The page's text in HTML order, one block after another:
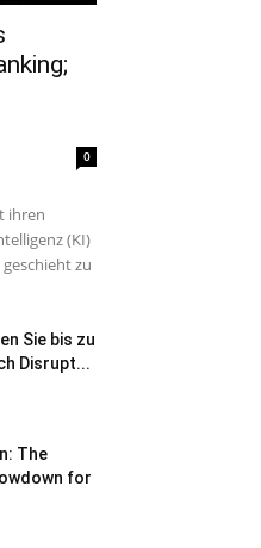
0
ihren
(KI)
zu
Sie bis zu
Disrupt...
The
for